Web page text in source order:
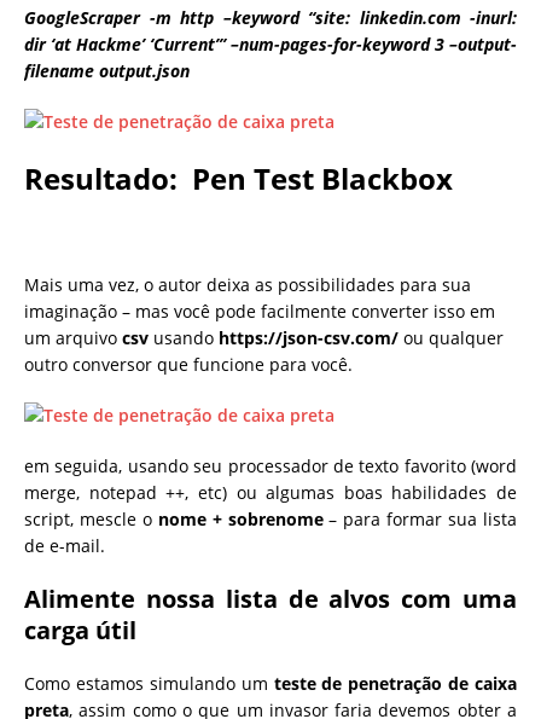
GoogleScraper -m http –keyword “site: linkedin.com -inurl:
dir ‘at Hackme’ ‘Current’” –num-pages-for-keyword 3 –output-
filename output.json
Resultado: Pen Test Blackbox
Mais uma vez, o autor deixa as possibilidades para sua
imaginação – mas você pode facilmente converter isso em
um arquivo csv usando https://json-csv.com/ ou qualquer
outro conversor que funcione para você.
em seguida, usando seu processador de texto favorito (word
merge, notepad ++, etc) ou algumas boas habilidades de
script, mescle o nome + sobrenome– para formar sua lista
de e-mail.
Alimente nossa lista de alvos com uma
carga útil
Como estamos simulando um teste de penetração de caixa
preta, assim como o que um invasor faria devemos obter a